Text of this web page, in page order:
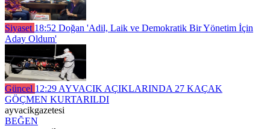
Siyaset 18:52 Doğan 'Adil, Laik ve Demokratik Bir Yönetim İçin
Aday Oldum'
Güncel 12:29 AYVACIK AÇIKLARINDA 27 KAÇAK
GÖÇMEN KURTARILDI
ayvacikgazetesi
BEĞEN